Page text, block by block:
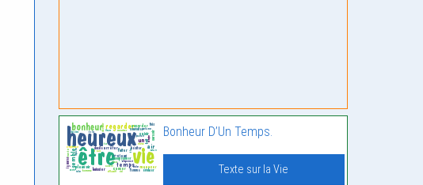
Bonheur D’Un Temps.
Texte sur la Vie